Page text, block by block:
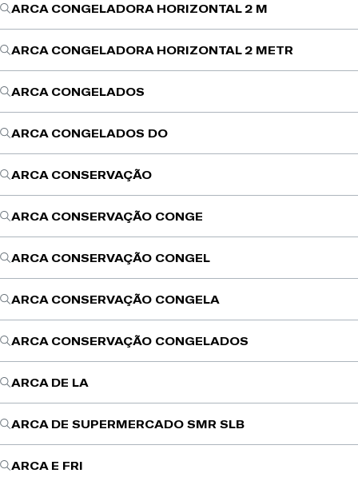
ARCA CONGELADORA HORIZONTAL 2 M
ARCA CONGELADORA HORIZONTAL 2 METR
ARCA CONGELADOS
ARCA CONGELADOS DO
ARCA CONSERVAÇÃO
ARCA CONSERVAÇÃO CONGE
ARCA CONSERVAÇÃO CONGEL
ARCA CONSERVAÇÃO CONGELA
ARCA CONSERVAÇÃO CONGELADOS
ARCA DE LA
ARCA DE SUPERMERCADO SMR SLB
ARCA E FRI